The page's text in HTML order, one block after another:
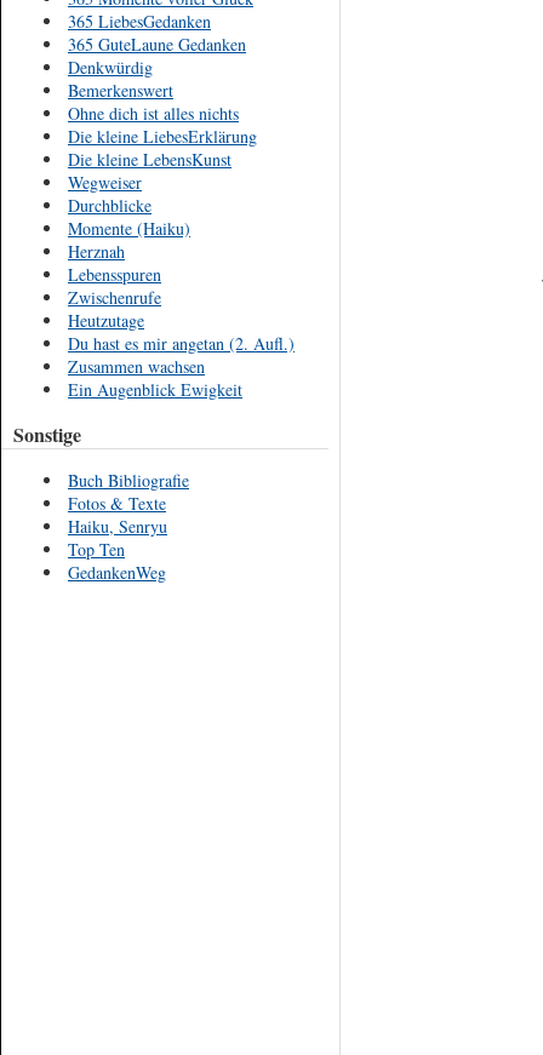
365 LiebesGedanken
365 GuteLaune Gedanken
Denkwürdig
Bemerkenswert
Ohne dich ist alles nichts
Die kleine LiebesErklärung
Die kleine LebensKunst
Wegweiser
Durchblicke
Momente (Haiku)
Herznah
Lebensspuren
Zwischenrufe
Heutzutage
Du hast es mir angetan (2. Aufl.)
Zusammen wachsen
Ein Augenblick Ewigkeit
Sonstige
Buch Bibliografie
Fotos & Texte
Haiku, Senryu
Top Ten
GedankenWeg